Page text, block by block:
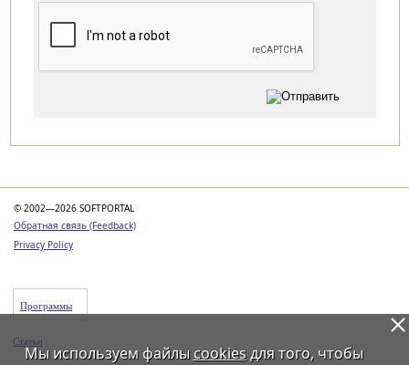
© 2002—2026 SOFTPORTAL
Обратная связь (Feedback)
Privacy Policy
Программы
Статьи
Мы используем файлы cookiesдля того, чтобы